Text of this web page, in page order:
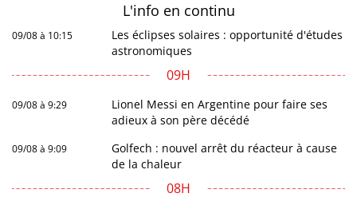
L'info en continu
09/08 à 10:15
Les éclipses solaires : opportunité d'études
astronomiques
09H
09/08 à 9:29
Lionel Messi en Argentine pour faire ses
adieux à son père décédé
09/08 à 9:09
Golfech : nouvel arrêt du réacteur à cause
de la chaleur
08H